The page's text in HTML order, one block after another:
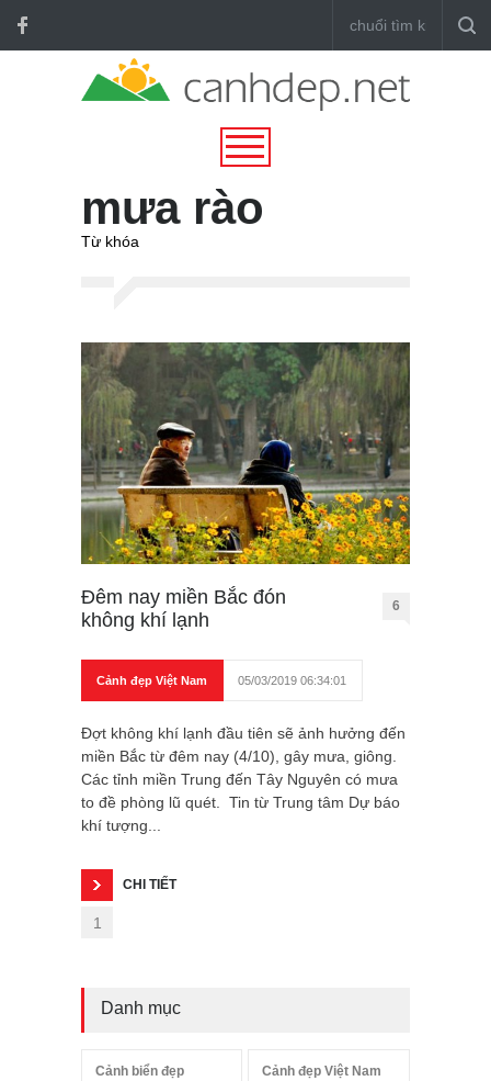
mưa rào
Từ khóa
Đêm nay miền Bắc đón
không khí lạnh
6
Cảnh đẹp Việt Nam 05/03/2019 06:34:01
Đợt không khí lạnh đầu tiên sẽ ảnh hưởng đến
miền Bắc từ đêm nay (4/10), gây mưa, giông.
Các tỉnh miền Trung đến Tây Nguyên có mưa
to đề phòng lũ quét. Tin từ Trung tâm Dự báo
khí tượng...
CHI TIẾT
1
Danh mục
Cảnh biển đẹp Cảnh đẹp Việt Nam